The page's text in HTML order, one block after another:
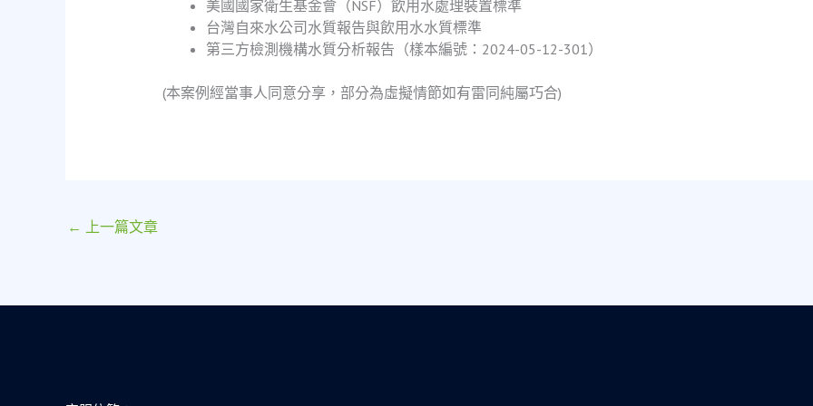
美國國家衛生基金會（NSF）飲用水處理裝置標準
台灣自來水公司水質報告與飲用水水質標準
第三方檢測機構水質分析報告（樣本編號：2024-05-12-301）
(本案例經當事人同意分享，部分為虛擬情節如有雷同純屬巧合)
← 上一篇文章